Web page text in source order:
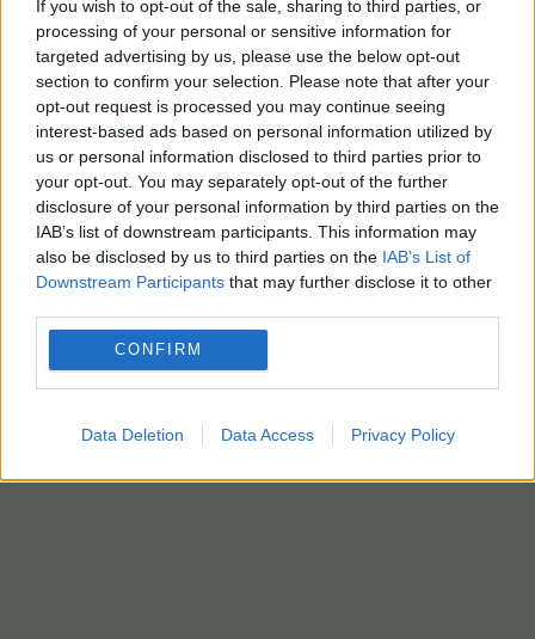
If you wish to opt-out of the sale, sharing to third parties, or
processing of your personal or sensitive information for
targeted advertising by us, please use the below opt-out
section to confirm your selection. Please note that after your
opt-out request is processed you may continue seeing
interest-based ads based on personal information utilized by
us or personal information disclosed to third parties prior to
your opt-out. You may separately opt-out of the further
disclosure of your personal information by third parties on the
IAB’s list of downstream participants. This information may
also be disclosed by us to third parties on the IAB’s List of
Downstream Participants that may further disclose it to other
CONFIRM
Data Deletion Data Access Privacy Policy